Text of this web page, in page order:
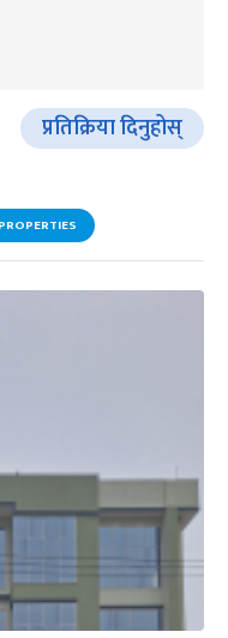
प्रतिक्रिया दिनुहोस्